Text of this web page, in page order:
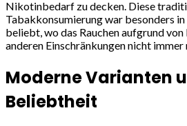
Nikotinbedarf zu decken. Diese
Tabakkonsumierung war besonders
beliebt, wo das Rauchen aufgrund
anderen Einschränkungen nicht
Moderne Varianten
Beliebtheit